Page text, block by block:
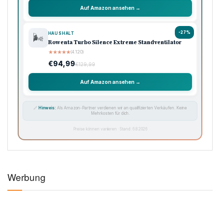
Auf Amazon ansehen →
-27%
🌬️ HAUSHALT
Rowenta Turbo Silence Extreme Standventilator
★★★★★(4.120)
€94,99€129,99
Auf Amazon ansehen →
🔗 Hinweis: Als Amazon-Partner verdienen wir an qualifizierten Verkäufen. Keine
Mehrkosten für dich.
Preise können variieren · Stand: 6.8.2026
Werbung